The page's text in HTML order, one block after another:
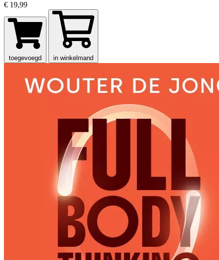
€ 19,99
toegevoegd in winkelmand